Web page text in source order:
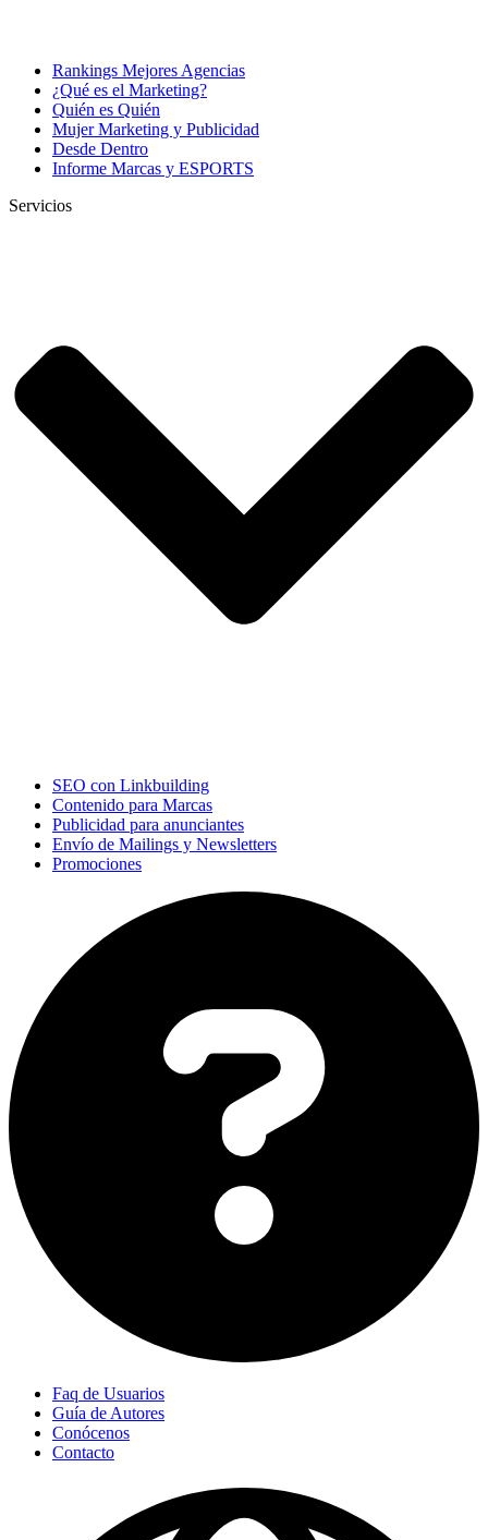
Rankings Mejores Agencias
¿Qué es el Marketing?
Quién es Quién
Mujer Marketing y Publicidad
Desde Dentro
Informe Marcas y ESPORTS
Servicios
SEO con Linkbuilding
Contenido para Marcas
Publicidad para anunciantes
Envío de Mailings y Newsletters
Promociones
Faq de Usuarios
Guía de Autores
Conócenos
Contacto